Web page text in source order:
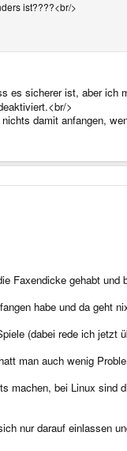
ist????<br/>
es sicherer ist, aber ich
>
damit anfangen,
Faxendicke gehabt und
habe und da geht
(dabei rede ich jetzt
man auch wenig
machen, bei Linux
nur darauf einlassen